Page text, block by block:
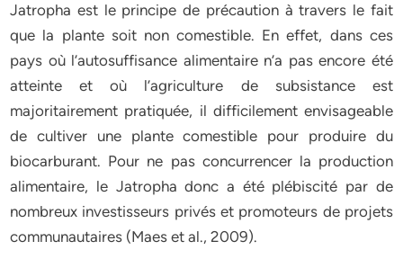
Jatropha est le principe de précaution à travers le fait
que la plante soit non comestible. En effet, dans ces
pays où l’autosuffisance alimentaire n’a pas encore été
atteinte et où l’agriculture de subsistance est
majoritairement pratiquée, il difficilement envisageable
de cultiver une plante comestible pour produire du
biocarburant. Pour ne pas concurrencer la production
alimentaire, le Jatropha donc a été plébiscité par de
nombreux investisseurs privés et promoteurs de projets
communautaires (Maes et al., 2009).